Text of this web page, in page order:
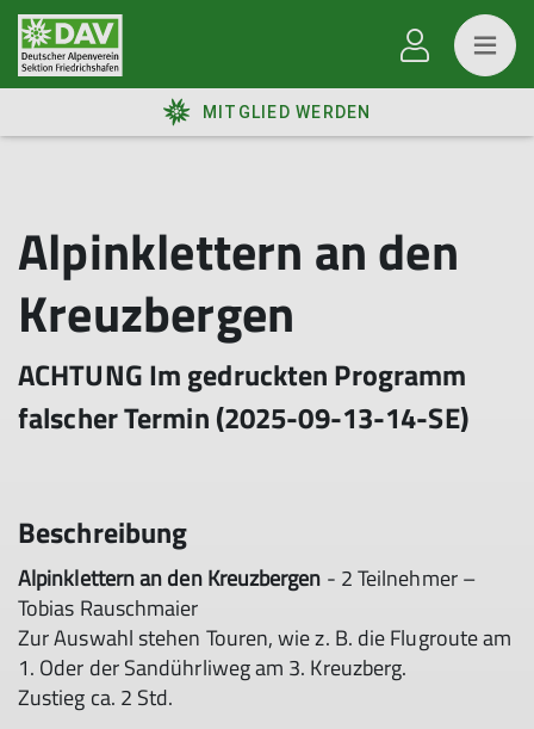
MITGLIED WERDEN
Alpinklettern an den
Kreuzbergen
ACHTUNG Im gedruckten Programm
falscher Termin (2025-09-13-14-SE)
Beschreibung
Alpinklettern an den Kreuzbergen - 2 Teilnehmer –
Tobias Rauschmaier
Zur Auswahl stehen Touren, wie z. B. die Flugroute am
1. Oder der Sandührliweg am 3. Kreuzberg.
Zustieg ca. 2 Std.